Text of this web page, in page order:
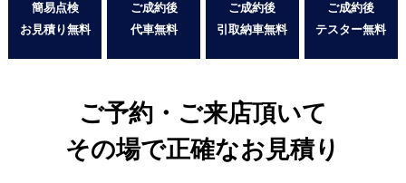
簡易点検
お見積り無料
ご成約後
代車無料
ご成約後
引取納車無料
ご成約後
テスター無料
ご予約・ご来店頂いて
その場で正確なお見積り